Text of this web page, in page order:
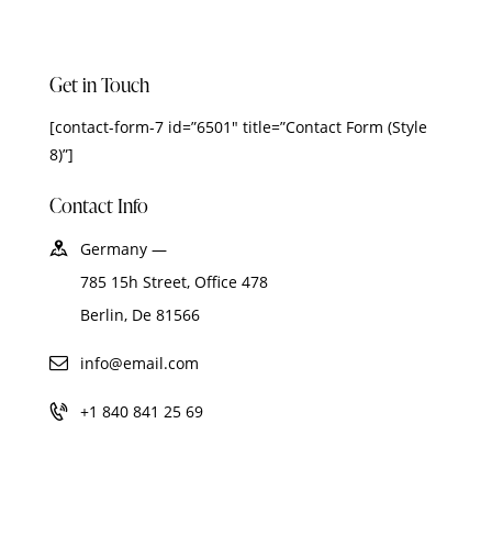
Get in Touch
[contact-form-7 id=”6501″ title=”Contact Form (Style
8)”]
Contact Info
Germany —
785 15h Street, Office 478
Berlin, De 81566
info@email.com
+1 840 841 25 69